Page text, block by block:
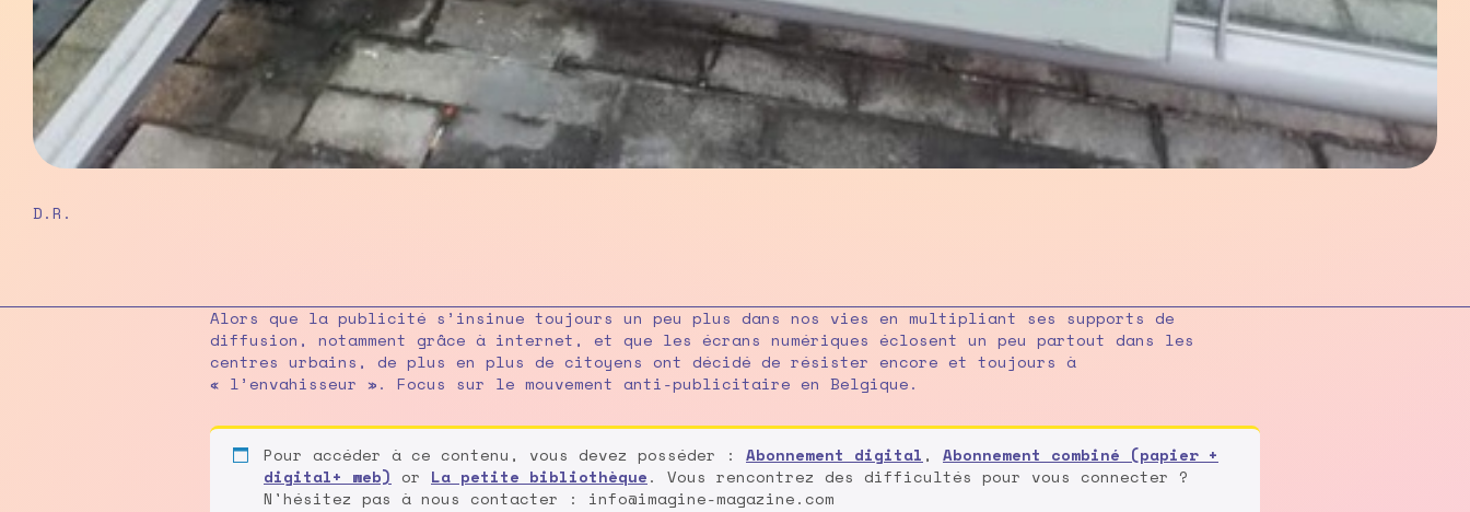
D.R.
Alors que la publicité s’insinue toujours un peu plus dans nos vies en multipliant ses supports de
diffusion, notamment grâce à internet, et que les écrans numériques éclosent un peu partout dans les
centres urbains, de plus en plus de citoyens ont décidé de résister encore et toujours à
« l’envahisseur ». Focus sur le mouvement anti-publicitaire en Belgique.
Pour accéder à ce contenu, vous devez posséder : Abonnement digital , Abonnement combiné (papier +
digital+ web) or La petite bibliothèque. Vous rencontrez des difficultés pour vous connecter ?
N'hésitez pas à nous contacter : info@imagine-magazine.com